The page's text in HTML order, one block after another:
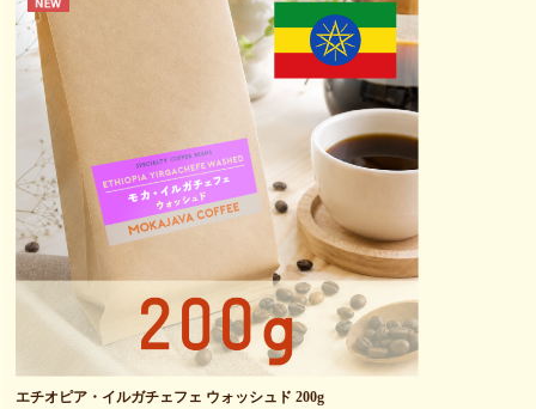
エチオピア・イルガチェフェ ウォッシュド 200g